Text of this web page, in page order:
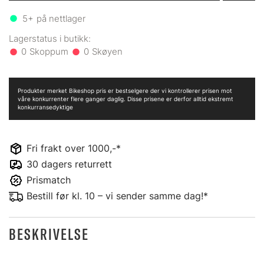
5+ på nettlager
0 0
Fri frakt over 1000,-*
30 dagers returrett
Prismatch
Bestill før kl. 10 – vi sender samme dag!*
Produkter merket Bikeshop pris er bestselgere der vi kontrollerer prisen mot
våre konkurrenter flere ganger daglig. Disse prisene er derfor alltid ekstremt
konkurransedyktige
BESKRIVELSE